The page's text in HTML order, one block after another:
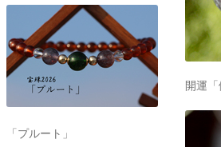
「プルート」
開運「